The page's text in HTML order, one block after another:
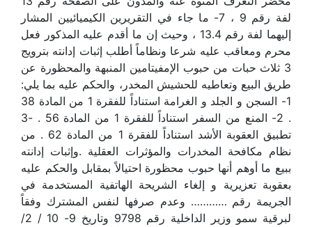
لفة رقم 9 ، 7- ما جاء في التقريرين الكيميائيين المشار
إليهما لفة رقم 13.4 ، وحيث إن ما أقدم عليه المذكور فعل
محرم ومعاقب عليه شرعا ونظاماً أطلب إثبات إدانته بترويج
3 ثلاث حبات من حبوب الإمفيتامين المنبهة والمحظورة عن
طريق البيع وتعاطيه للحشيش المخدر، والحكم عليه بما يلي:
1- السجن و الجلد و الغرامة استناداً للفقرة 1 من المادة 38
. 2- المنع من السفر استناداً للفقرة 1 من المادة 56 . -3
تطبيق العقوبة الأشد استناداً للفقرة 1 من المادة 62 . من
نظام مكافحة المخدرات والمؤثرات العقلية .وإثبات إدانته
ببيع ما أوهم أنها حبوب محظورة احتيالاً بمقابل والحكم عليه
بعقوبة تعزيرية و إلغاء الشريحة الهاتفية المستخدمة في
الجريمة رقم ………… وعدم صرفها لنفس المشترك وفقاً
لبرقية سمو وزير الداخلية رقم 9798 وتاريخ 9- 10 / 2/